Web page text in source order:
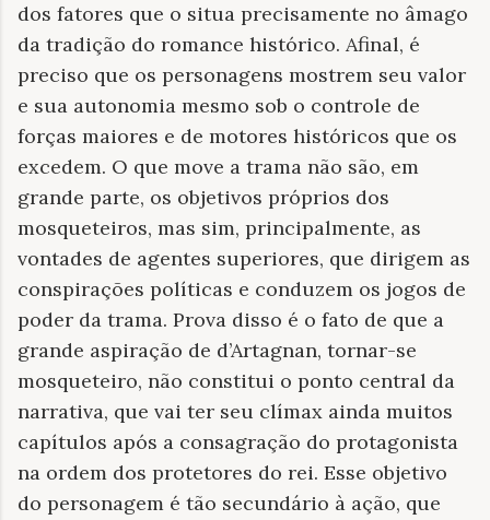
dos fatores que o situa precisamente no âmago
da tradição do romance histórico. Afinal, é
preciso que os personagens mostrem seu valor
e sua autonomia mesmo sob o controle de
forças maiores e de motores históricos que os
excedem. O que move a trama não são, em
grande parte, os objetivos próprios dos
mosqueteiros, mas sim, principalmente, as
vontades de agentes superiores, que dirigem as
conspirações políticas e conduzem os jogos de
poder da trama. Prova disso é o fato de que a
grande aspiração de d’Artagnan, tornar-se
mosqueteiro, não constitui o ponto central da
narrativa, que vai ter seu clímax ainda muitos
capítulos após a consagração do protagonista
na ordem dos protetores do rei. Esse objetivo
do personagem é tão secundário à ação, que